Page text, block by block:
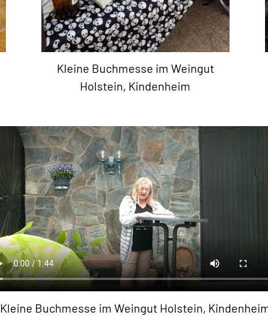
Kleine Buchmesse im Weingut
Holstein, Kindenheim
Kleine Buchmesse im Weingut Holstein,